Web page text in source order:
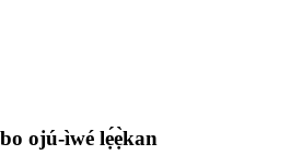
ojú-ìwé lẹ́ẹ̀kan